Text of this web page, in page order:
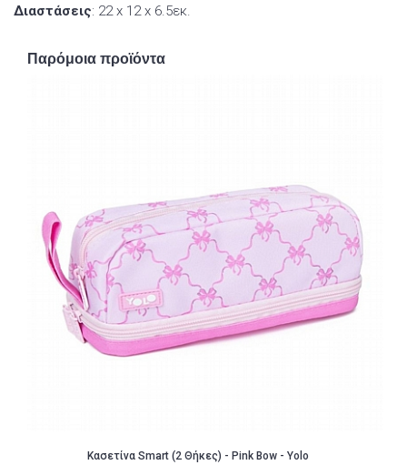
Διαστάσεις: 22 x 12 x 6.5εκ.
Παρόμοια προϊόντα
Κασετίνα Smart (2 Θήκες) - Pink Bow - Yolo